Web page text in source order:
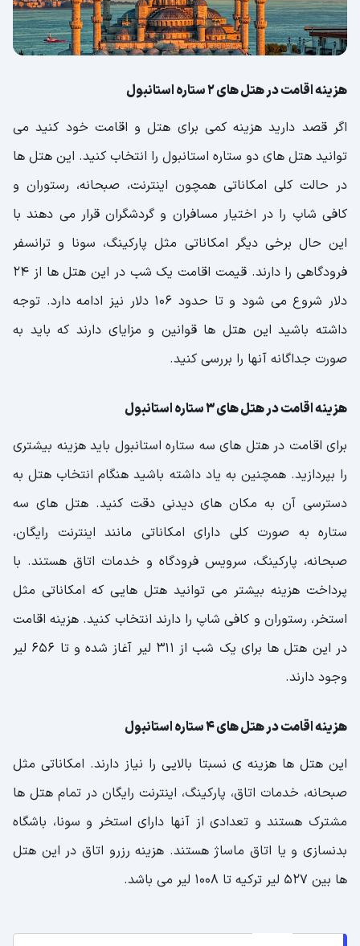
هزینه اقامت در هتل های 2 ستاره استانبول
اگر قصد دارید هزینه کمی برای هتل و اقامت خود کنید می
توانید هتل های دو ستاره استانبول را انتخاب کنید. این هتل ها
در حالت کلی امکاناتی همچون اینترنت، صبحانه، رستوران و
کافی شاپ را در اختیار مسافران و گردشگران قرار می دهند با
این حال برخی دیگر امکاناتی مثل پارکینگ، سونا و ترانسفر
فرودگاهی را دارند. قیمت اقامت یک شب در این هتل ها از 24
دلار شروع می شود و تا حدود 106 دلار نیز ادامه دارد. توجه
داشته باشید این هتل ها قوانین و مزایای دارند که باید به
صورت جداگانه آنها را بررسی کنید.
هزینه اقامت در هتل های 3 ستاره استانبول
برای اقامت در هتل های سه ستاره استانبول باید هزینه بیشتری
را بپردازید. همچنین به یاد داشته باشید هنگام انتخاب هتل به
دسترسی آن به مکان های دیدنی دقت کنید. هتل های سه
ستاره به صورت کلی دارای امکاناتی مانند اینترنت رایگان،
صبحانه، پارکینگ، سرویس فرودگاه و خدمات اتاق هستند. با
پرداخت هزینه بیشتر می توانید هتل هایی که امکاناتی مثل
استخر، رستوران و کافی شاپ را دارند انتخاب کنید. هزینه اقامت
در این هتل ها برای یک شب از 311 لیر آغاز شده و تا 656 لیر
وجود دارند.
هزینه اقامت در هتل های 4 ستاره استانبول
این هتل ها هزینه ی نسبتا بالایی را نیاز دارند. امکاناتی مثل
صبحانه، خدمات اتاق، پارکینگ، اینترنت رایگان در تمام هتل ها
مشترک هستند و تعدادی از آنها دارای استخر و سونا، باشگاه
بدنسازی و یا اتاق ماساژ هستند. هزینه رزرو اتاق در این هتل
ها بین 527 لیر ترکیه تا 1008 لیر می باشد.